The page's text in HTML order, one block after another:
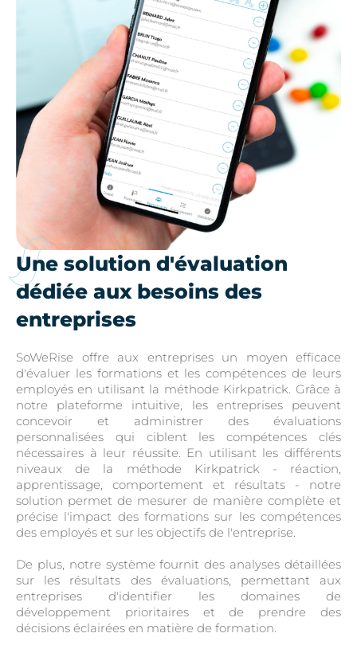
Une solution d'évaluation
dédiée aux besoins des
entreprises
SoWeRise offre aux entreprises un moyen efficace
d'évaluer les formations et les compétences de leurs
employés en utilisant la méthode Kirkpatrick. Grâce à
notre plateforme intuitive, les entreprises peuvent
concevoir et administrer des évaluations
personnalisées qui ciblent les compétences clés
nécessaires à leur réussite. En utilisant les différents
niveaux de la méthode Kirkpatrick - réaction,
apprentissage, comportement et résultats - notre
solution permet de mesurer de manière complète et
précise l'impact des formations sur les compétences
des employés et sur les objectifs de l'entreprise.
De plus, notre système fournit des analyses détaillées
sur les résultats des évaluations, permettant aux
entreprises d'identifier les domaines de
développement prioritaires et de prendre des
décisions éclairées en matière de formation.